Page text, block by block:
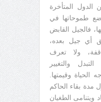
الدول المتأخرة
طموحاتها في
فالجيل القابض
أي جيل بعده،
ولا تعرف
والتغيير
الحياة وقيمتها.
مدة بقاء الحاكم
الطغيان